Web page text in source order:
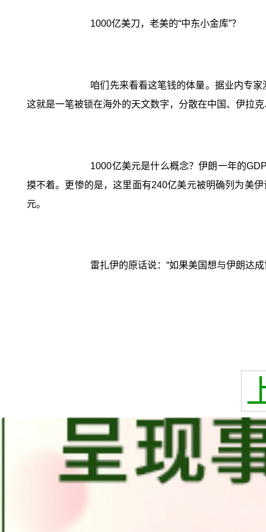
1000亿美刀，老美的“中东小金库”？
咱们先来看看这笔钱的体量。据业内专
这就是一笔被锁在海外的天文数字，分散在中国、伊拉
1000亿美元是什么概念？伊朗一年的
摸不着。更惨的是，这里面有240亿美元被明确列为美
元。
雷扎伊的原话说：“如果美国想与伊朗达